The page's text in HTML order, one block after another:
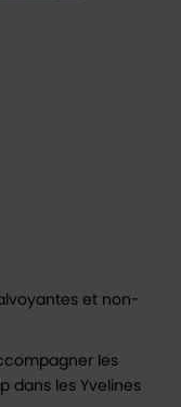
et non-
les
dans les Yvelines